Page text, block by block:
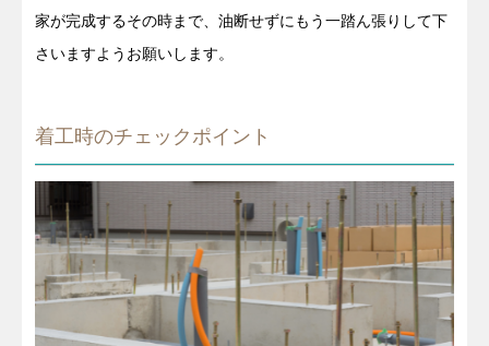
家が完成するその時まで、油断せずにもう一踏ん張りして下
さいますようお願いします。
着工時のチェックポイント